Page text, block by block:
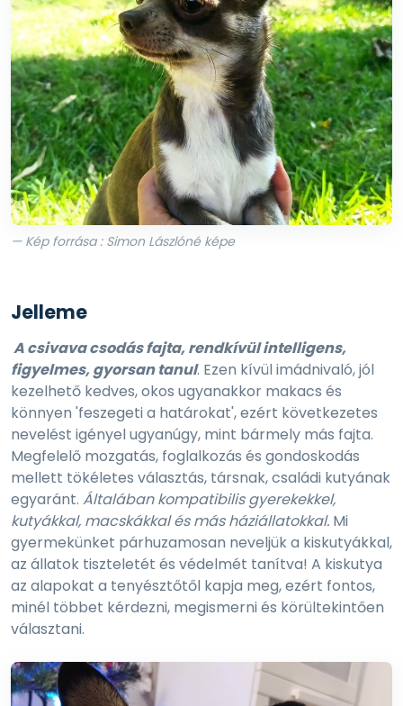
— Kép forrása : Simon Lászlóné képe
Jelleme
A csivava csodás fajta, rendkívül intelligens,
figyelmes, gyorsan tanul. Ezen kívül imádnivaló, jól
kezelhető kedves, okos ugyanakkor makacs és
könnyen 'feszegeti a határokat', ezért következetes
nevelést igényel ugyanúgy, mint bármely más fajta.
Megfelelő mozgatás, foglalkozás és gondoskodás
mellett tökéletes választás, társnak, családi kutyának
egyaránt. Általában kompatibilis gyerekekkel,
kutyákkal, macskákkal és más háziállatokkal. Mi
gyermekünket párhuzamosan neveljük a kiskutyákkal,
az állatok tiszteletét és védelmét tanítva! A kiskutya
az alapokat a tenyésztőtől kapja meg, ezért fontos,
minél többet kérdezni, megismerni és körültekintően
választani.